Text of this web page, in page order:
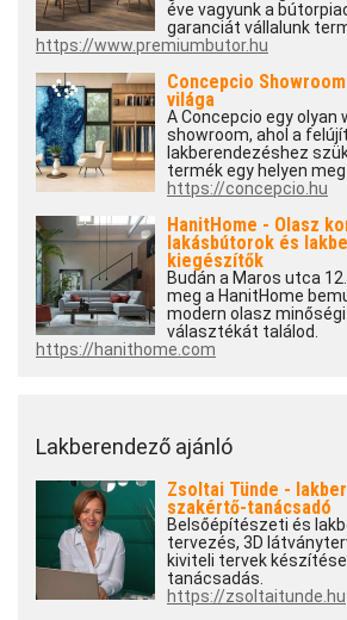
éve vagyunk a
garanciát vállalunk
https://www.premiumbutor.hu
Concepcio
világa
A Concepcio egy olyan
showroom, ahol a
lakberendezéshez
termék egy helyen
https://concepcio.hu
HanitHome - Olasz
lakásbútorok és
kiegészítők
Budán a Maros utca
meg a HanitHome
modern olasz
választékát találod.
https://hanithome.com
Lakberendező ajánló
Zsoltai Tünde -
szakértő-tanácsadó
Belsőépítészeti és
tervezés, 3D
kiviteli tervek
tanácsadás.
https://zsoltaitunde.hu